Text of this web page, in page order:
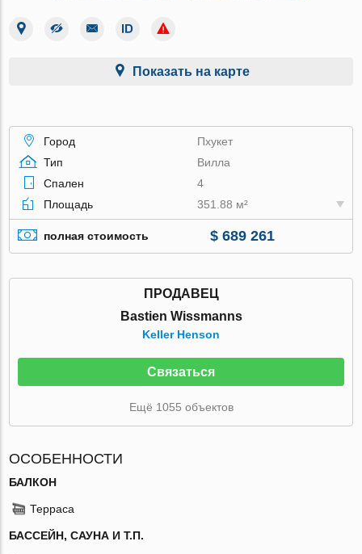
Показать на карте
Город
Пхукет
Тип
Вилла
Спален
4
Площадь
351.88 м²
полная стоимость $ 689 261
ПРОДАВЕЦ
Bastien Wissmanns
Keller Henson
Связаться
Ещё 1055 объектов
ОСОБЕННОСТИ
БАЛКОН
Терраса
БАССЕЙН, САУНА И Т.П.